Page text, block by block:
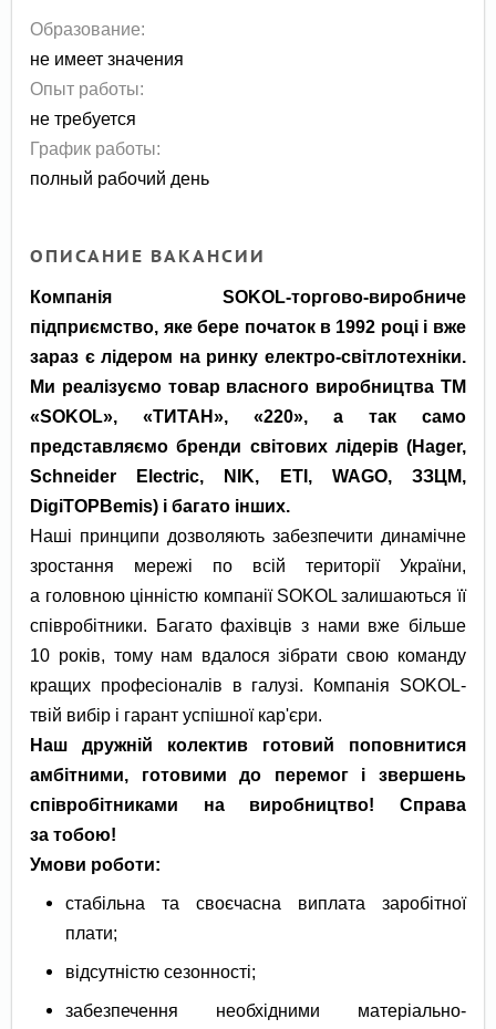
Образование:
не имеет значения
Опыт работы:
не требуется
График работы:
полный рабочий день
ОПИСАНИЕ ВАКАНСИИ
Компанія SOKOL-торгово-виробниче
підприємство, яке бере початок в 1992 році і вже
зараз є лідером на ринку електро-світлотехніки.
Ми реалізуємо товар власного виробництва ТМ
«SOKOL», «ТИТАН», «220», а так само
представляємо бренди світових лідерів (Hager,
Schneider Electric, NIK, ETI, WAGO, ЗЗЦМ,
DigiTOPBemis) і багато інших.
Наші принципи дозволяють забезпечити динамічне
зростання мережі по всій території України,
а головною цінністю компанії SOKOL залишаються її
співробітники. Багато фахівців з нами вже більше
10 років, тому нам вдалося зібрати свою команду
кращих професіоналів в галузі. Компанія SOKOL-
твій вибір і гарант успішної кар'єри.
Наш дружній колектив готовий поповнитися
амбітними, готовими до перемог і звершень
співробітниками на виробництво! Справа
за тобою!
Умови роботи:
стабільна та своєчасна виплата заробітної
плати;
відсутністю сезонності;
забезпечення необхідними матеріально-